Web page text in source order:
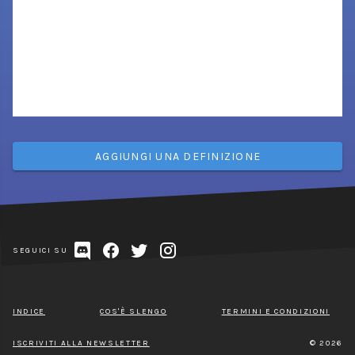
AGGIUNGI UNA DEFINIZIONE
SEGUICI SU
INDICE COS'È SLENGO TERMINI E CONDIZIONI
ISCRIVITI ALLA NEWSLETTER © 2026